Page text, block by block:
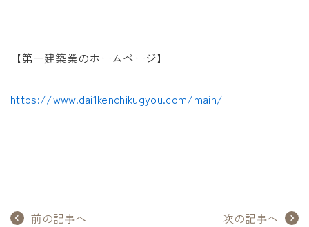
【第一建築業のホームページ】
https://www.dai1kenchikugyou.com/main/
前の記事へ 次の記事へ